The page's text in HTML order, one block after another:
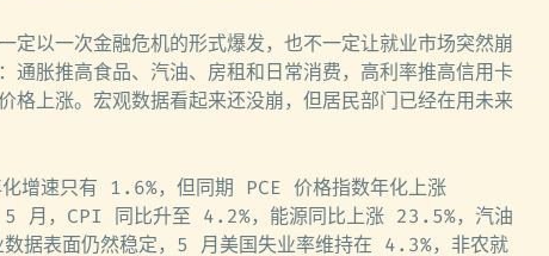
定以一次金融危机的形式爆发，也不一定让就业市场突然崩
通胀推高食品、汽油、房租和日常消费，高利率推高信用卡
格上涨。宏观数据看起来还没崩，但居民部门已经在用未来
增速只有 1.6%，但同期 PCE 价格指数年化上涨
月，CPI 同比升至 4.2%，能源同比上涨 23.5%，汽油
表面仍然稳定，5 月美国失业率维持在 4.3%，非农就